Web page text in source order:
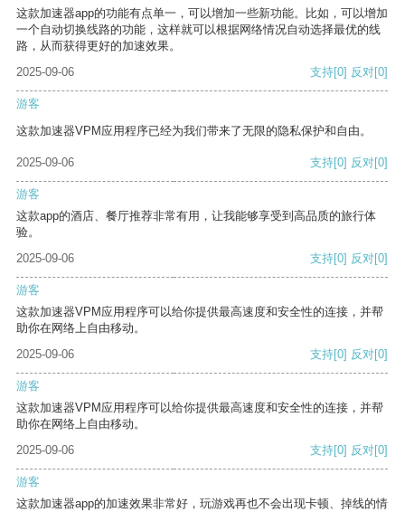
这款加速器app的功能有点单一，可以增加一些新功能。比如，可以增加
一个自动切换线路的功能，这样就可以根据网络情况自动选择最优的线
路，从而获得更好的加速效果。
2025-09-06
支持[0] 反对[0]
游客
这款加速器VPM应用程序已经为我们带来了无限的隐私保护和自由。
2025-09-06 支持[0] 反对[0]
游客
这款app的酒店、餐厅推荐非常有用，让我能够享受到高品质的旅行体
验。
2025-09-06
支持[0] 反对[0]
游客
这款加速器VPM应用程序可以给你提供最高速度和安全性的连接，并帮
助你在网络上自由移动。
2025-09-06
支持[0] 反对[0]
游客
这款加速器VPM应用程序可以给你提供最高速度和安全性的连接，并帮
助你在网络上自由移动。
2025-09-06
支持[0] 反对[0]
游客
这款加速器app的加速效果非常好，玩游戏再也不会出现卡顿、掉线的情